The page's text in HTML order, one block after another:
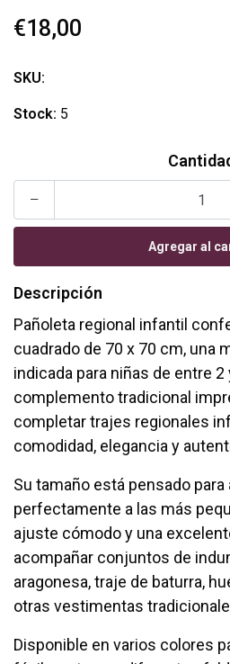
€18,00
SKU:
Stock: 5
-
Descripción
Pañoleta regional infantil
cuadrado de 70 x 70 cm, una
indicada para niñas de entre 2
complemento tradicional
completar trajes regionales
comodidad, elegancia y
Su tamaño está pensado para
perfectamente a las más
ajuste cómodo y una
acompañar conjuntos de
aragonesa, traje de baturra,
otras vestimentas
Disponible en varios colores